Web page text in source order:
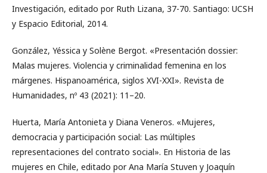
Investigación, editado por Ruth Lizana, 37-70. Santiago: UCSH
y Espacio Editorial, 2014.
González, Yéssica y Solène Bergot. «Presentación dossier:
Malas mujeres. Violencia y criminalidad femenina en los
márgenes. Hispanoamérica, siglos XVI-XXI». Revista de
Humanidades, nº 43 (2021): 11–20.
Huerta, María Antonieta y Diana Veneros. «Mujeres,
democracia y participación social: Las múltiples
representaciones del contrato social». En Historia de las
mujeres en Chile, editado por Ana María Stuven y Joaquín